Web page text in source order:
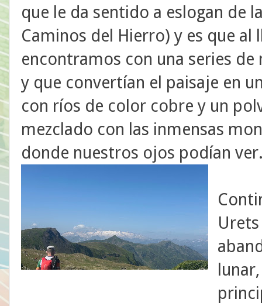
que le da sentido a eslogan de
Caminos del Hierro) y es que al
encontramos con una series
y que convertían el paisaje en
con ríos de color cobre y un
mezclado con las inmensas
donde nuestros ojos podían